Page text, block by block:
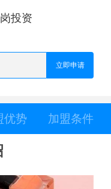
投资
立即申请
优势 加盟条件